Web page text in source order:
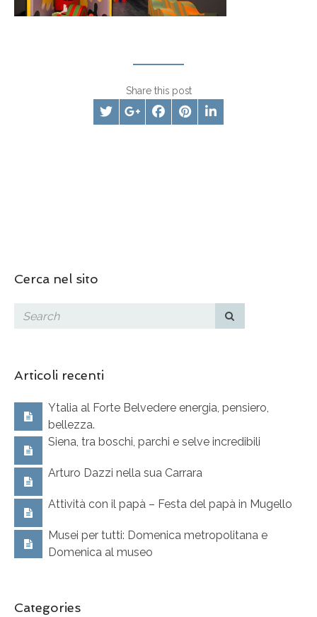
Share this post
Cerca nel sito
Articoli recenti
Ytalia al Forte Belvedere energia, pensiero,
bellezza.
Siena, tra boschi, parchi e selve incredibili
Arturo Dazzi nella sua Carrara
Attività con il papà – Festa del papà in Mugello
Musei per tutti: Domenica metropolitana e
Domenica al museo
Categories